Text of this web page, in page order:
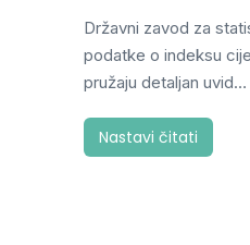
Državni zavod za
podatke o indeksu
pružaju detaljan uvid…
Nastavi čitati